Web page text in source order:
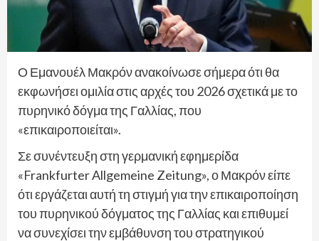
Ο Εμανουέλ Μακρόν ανακοίνωσε σήμερα ότι θα
εκφωνήσει ομιλία στις αρχές του 2026 σχετικά με το
πυρηνικό δόγμα της Γαλλίας, που
«επικαιροποιείται».
Σε συνέντευξη στη γερμανική εφημερίδα
«Frankfurter Allgemeine Zeitung», ο Μακρόν είπε
ότι εργάζεται αυτή τη στιγμή για την επικαιροποίηση
του πυρηνικού δόγματος της Γαλλίας και επιθυμεί
να συνεχίσει την εμβάθυνση του στρατηγικού